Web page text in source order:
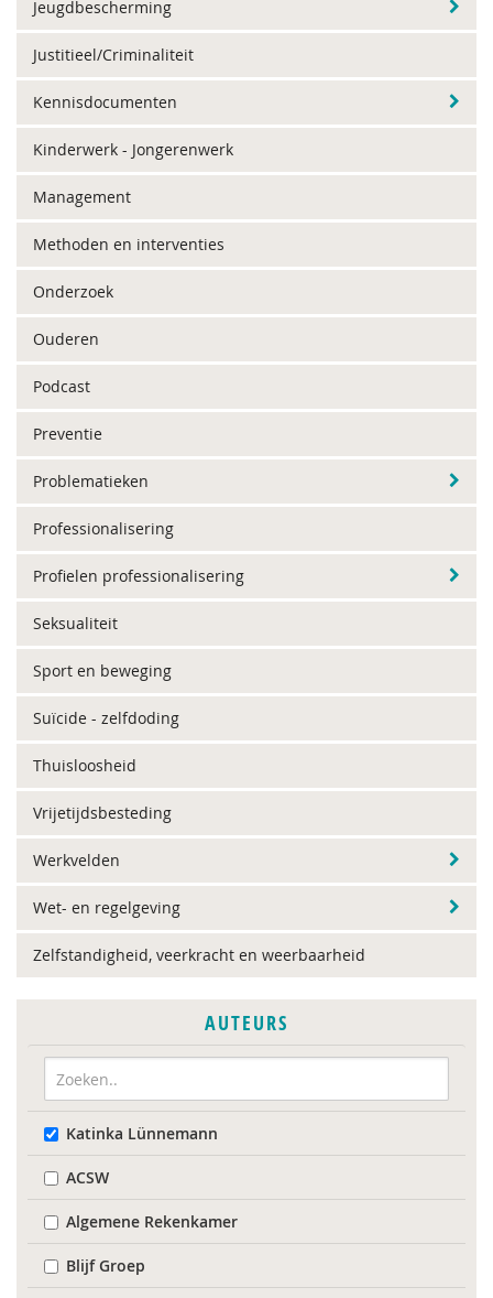
Jeugdbescherming
Justitieel/Criminaliteit
Kennisdocumenten
Kinderwerk - Jongerenwerk
Management
Methoden en interventies
Onderzoek
Ouderen
Podcast
Preventie
Problematieken
Professionalisering
Profielen professionalisering
Seksualiteit
Sport en beweging
Suïcide - zelfdoding
Thuisloosheid
Vrijetijdsbesteding
Werkvelden
Wet- en regelgeving
Zelfstandigheid, veerkracht en weerbaarheid
AUTEURS
Katinka Lünnemann
ACSW
Algemene Rekenkamer
Blijf Groep